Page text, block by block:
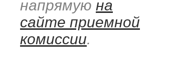
напрямую на
сайте приемной
комиссии.